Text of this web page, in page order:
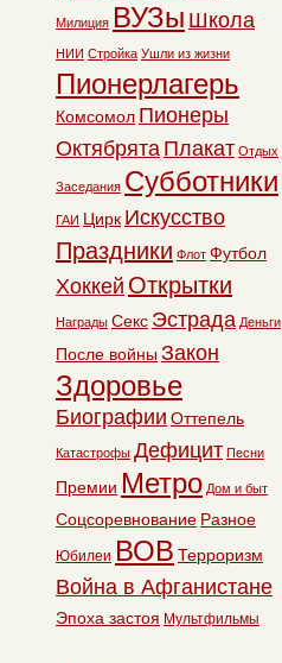
Милиция ВУЗы Школа
НИИ Стройка Ушли из жизни
Пионерлагерь
Комсомол Пионеры
Октябрята Плакат Отдых
Заседания Субботники
ГАИ Цирк Искусство
Праздники Флот Футбол
Хоккей Открытки
Награды Секс Эстрада Деньги
После войны Закон
Здоровье
Биографии Оттепель
Катастрофы Дефицит Песни
Премии Метро Дом и быт
Соцсоревнование Разное
Юбилеи ВОВ Терроризм
Война в Афганистане
Эпоха застоя Мультфильмы